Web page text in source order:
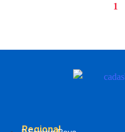
1
Regional